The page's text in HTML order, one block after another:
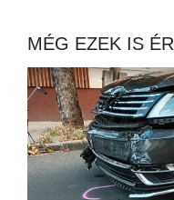
MÉG EZEK IS